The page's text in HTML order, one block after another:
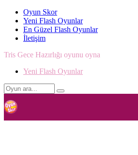
Oyun Skor
Yeni Flash Oyunlar
En Güzel Flash Oyunlar
İletişim
Tris Gece Hazırlığı oyunu oyna
Yeni Flash Oyunlar